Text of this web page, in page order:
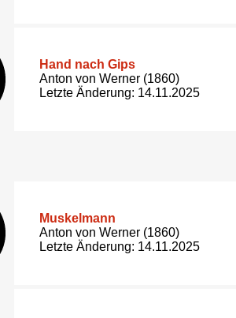
Hand nach Gips
Anton von Werner (1860)
Letzte Änderung: 14.11.2025
Muskelmann
Anton von Werner (1860)
Letzte Änderung: 14.11.2025